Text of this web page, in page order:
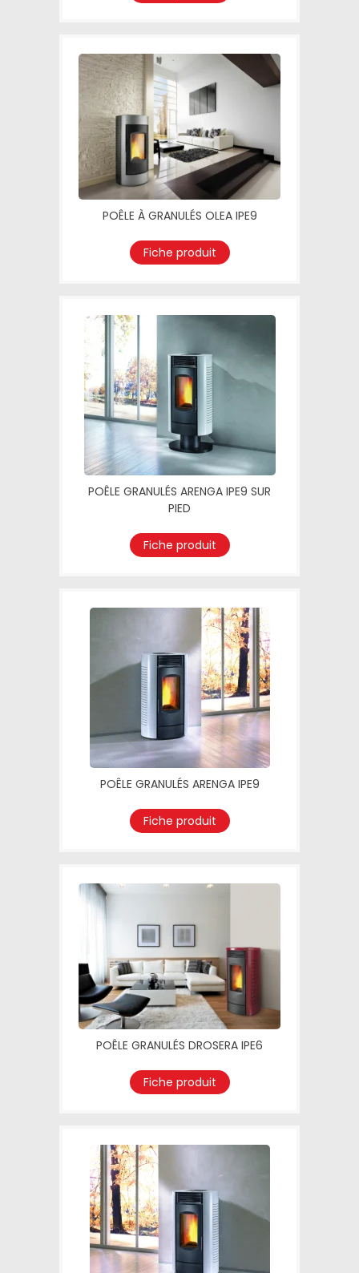
POÊLE À GRANULÉS OLEA IPE9
Fiche produit
POÊLE GRANULÉS ARENGA IPE9 SUR
PIED
Fiche produit
POÊLE GRANULÉS ARENGA IPE9
Fiche produit
POÊLE GRANULÉS DROSERA IPE6
Fiche produit